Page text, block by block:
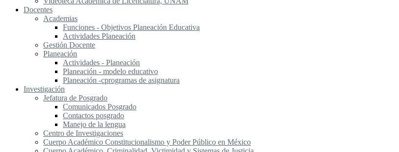
Docentes
Academias
Funciones - Objetivos Planeación Educativa
Actividades Planeación
Gestión Docente
Planeación
Actividades - Planeación
Planeación - modelo educativo
Planeación -cprogramas de asignatura
Investigación
Jefatura de Posgrado
Comunicados Posgrado
Contactos posgrado
Manejo de la lengua
Centro de Investigaciones
Cuerpo Académico Constitucionalismo y Poder Público en México